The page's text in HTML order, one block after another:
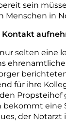
sein
Menschen in
Kontakt
nur selten eine
für ihre
den Propsteihof
bekommt eine
der Notarzt